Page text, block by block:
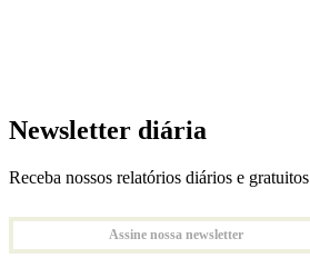
Newsletter diária
Receba nossos relatórios diários e gratuitos
Assine nossa newsletter